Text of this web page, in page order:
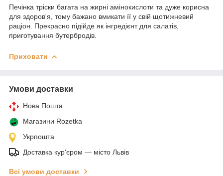
Печінка тріски багата на жирні амінокислоти та дуже корисна
для здоров'я, тому бажано вмикати її у свій щотижневий
раціон. Прекрасно підійде як інгредієнт для салатів,
приготування бутербродів.
Приховати
Умови доставки
Нова Пошта
Магазини Rozetka
Укрпошта
Доставка кур'єром — місто Львів
Всі умови доставки